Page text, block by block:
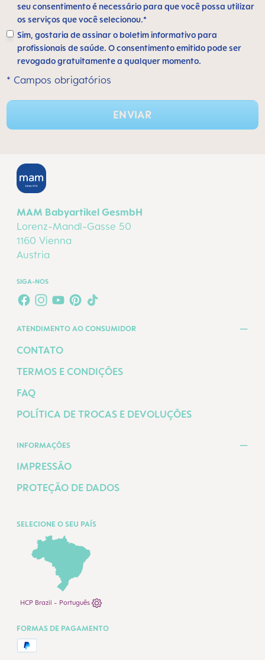
seu consentimento é necessário para que você possa utilizar
os serviços que você selecionou.*
Sim, gostaria de assinar o boletim informativo para
profissionais de saúde. O consentimento emitido pode ser
revogado gratuitamente a qualquer momento.
* Campos obrigatórios
ENVIAR
MAM Babyartikel GesmbH
Lorenz-Mandl-Gasse 50
1160 Vienna
Austria
SIGA-NOS
FACEBOOK
INSTAGRAM
YOUTUBE
PINTEREST
TIKTOK
ATENDIMENTO AO CONSUMIDOR
CONTATO
TERMOS E CONDIÇÕES
FAQ
POLÍTICA DE TROCAS E DEVOLUÇÕES
INFORMAÇÕES
IMPRESSÃO
PROTEÇÃO DE DADOS
SELECIONE O SEU PAÍS
HCP Brazil - Português
FORMAS DE PAGAMENTO